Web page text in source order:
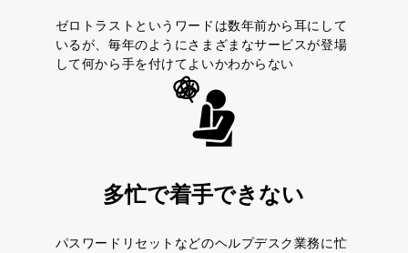
ゼロトラストというワードは数年前から耳にして
いるが、毎年のようにさまざまなサービスが登場
して何から手を付けてよいかわからない
多忙で着手できない
パスワードリセットなどのヘルプデスク業務に忙